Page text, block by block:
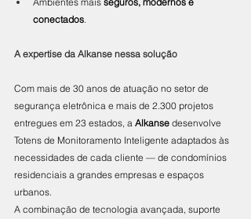
conectados
A expertise da Alkanse nessa solução
Com mais de 30 anos de atuação no setor de
segurança eletrônica e mais de 2.300 projetos
entregues em 23 estados, a Alkanse desenvolve
Totens de Monitoramento Inteligente adaptados às
necessidades de cada cliente — de condomínios
residenciais a grandes empresas e espaços
urbanos.
A combinação de tecnologia avançada, suporte